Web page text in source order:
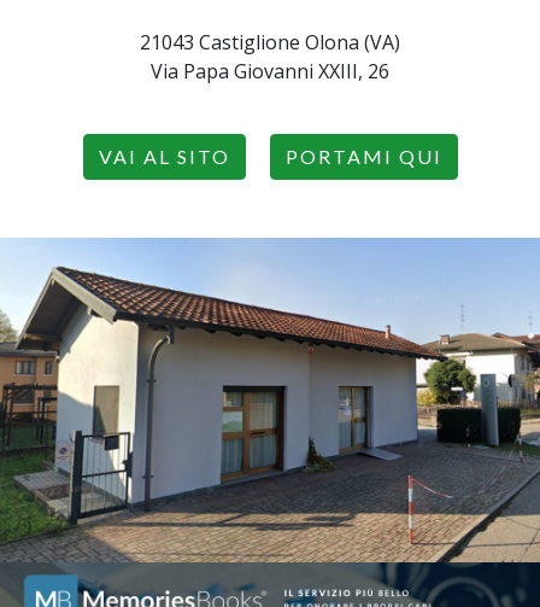
21043 Castiglione Olona (VA)
Via Papa Giovanni XXIII, 26
VAI AL SITO PORTAMI QUI